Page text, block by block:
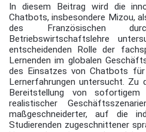
In diesem Beitrag wird die
Chatbots, insbesondere Mizou,
des Französischen
Betriebswirtschaftslehre
entscheidenden Rolle der
Lernenden im globalen
des Einsatzes von Chatbots
Lernerfahrungen untersucht. Zu
Bereitstellung von sofortigem
realistischer
maßgeschneiderter, auf die
Studierenden zugeschnittener